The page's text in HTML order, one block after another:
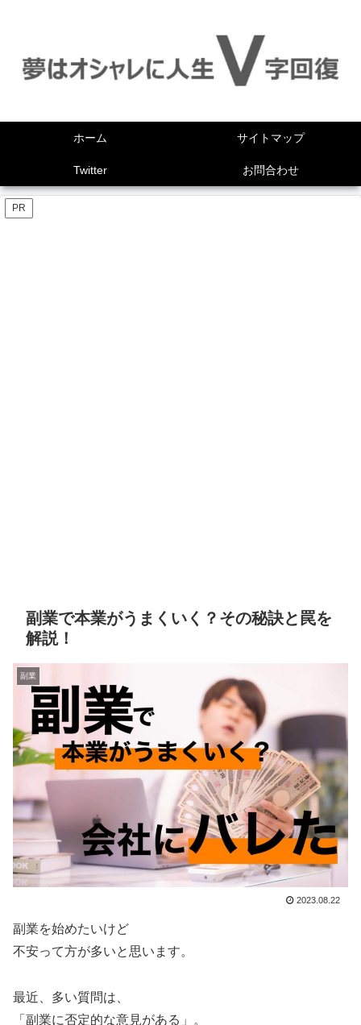
ホーム サイトマップ
Twitter お問合わせ
PR
副業で本業がうまくいく？その秘訣と罠を
解説！
副業
2023.08.22
副業を始めたいけど
不安って方が多いと思います。
最近、多い質問は、
「副業に否定的な意見がある」。